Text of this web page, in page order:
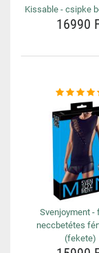
Kissable - csipke
16990
Svenjoyment -
neccbetétes
(fekete)